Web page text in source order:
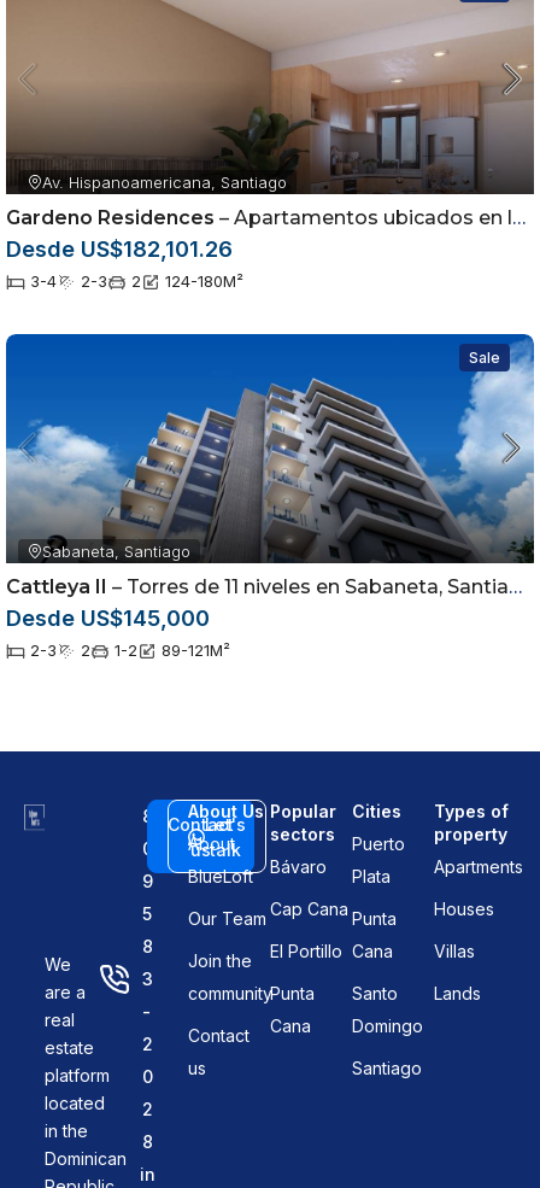
Av. Hispanoamericana, Santiago
Gardeno Residences – Apartamentos ubicados en la Av. Hispanoamericana dentro del sector Jardínes del Sur
Desde US$182,101.26
3-4 2-3 2 124-180M²
Sale
Sabaneta, Santiago
Cattleya II – Torres de 11 niveles en Sabaneta, Santiago
Desde US$145,000
2-3 2 1-2 89-121M²
We
are a
real
estate
platform
located
in the
Dominican
8
0
9
5
8
3
-
2
0
2
8
in
Contact
us
Let's
talk
About Us
About
BlueLoft
Our Team
Join the
community
Contact
us
Popular
sectors
Bávaro
Cap Cana
El Portillo
Punta
Cana
Cities
Puerto
Plata
Punta
Cana
Santo
Domingo
Santiago
Types of
property
Apartments
Houses
Villas
Lands